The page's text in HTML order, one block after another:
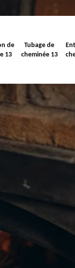
de
13
Tubage de
cheminée 13